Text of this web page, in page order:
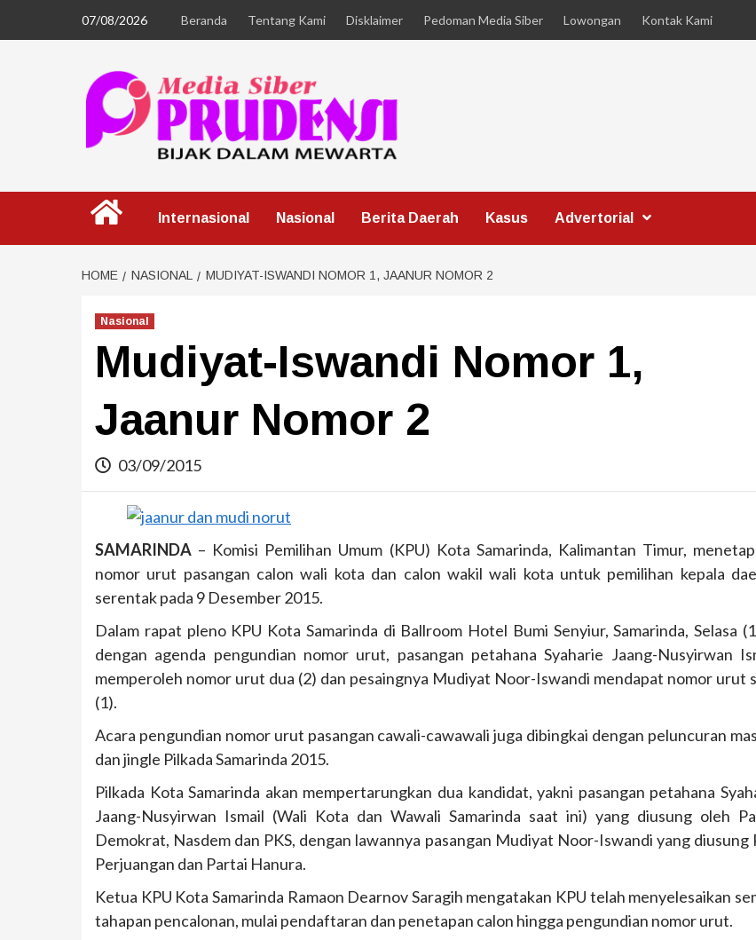
07/08/2026 Beranda Tentang Kami Disklaimer Pedoman Media Siber Lowongan Kontak Kami
Internasional Nasional Berita Daerah Kasus Advertorial
HOME NASIONAL MUDIYAT-ISWANDI NOMOR 1, JAANUR NOMOR 2
Nasional
Mudiyat-Iswandi Nomor 1,
Jaanur Nomor 2
03/09/2015
SAMARINDA – Komisi Pemilihan Umum (KPU) Kota Samarinda, Kalimantan Timur,
nomor urut pasangan calon wali kota dan calon wakil wali kota untuk pemilihan kepala
serentak pada 9 Desember 2015.
Dalam rapat pleno KPU Kota Samarinda di Ballroom Hotel Bumi Senyiur, Samarinda, Selasa
dengan agenda pengundian nomor urut, pasangan petahana Syaharie Jaang-Nusyirwan
memperoleh nomor urut dua (2) dan pesaingnya Mudiyat Noor-Iswandi mendapat nomor urut
(1).
Acara pengundian nomor urut pasangan cawali-cawawali juga dibingkai dengan peluncuran
dan jingle Pilkada Samarinda 2015.
Pilkada Kota Samarinda akan mempertarungkan dua kandidat, yakni pasangan petahana
Jaang-Nusyirwan Ismail (Wali Kota dan Wawali Samarinda saat ini) yang diusung oleh
Demokrat, Nasdem dan PKS, dengan lawannya pasangan Mudiyat Noor-Iswandi yang diusung
Perjuangan dan Partai Hanura.
Ketua KPU Kota Samarinda Ramaon Dearnov Saragih mengatakan KPU telah menyelesaikan
tahapan pencalonan, mulai pendaftaran dan penetapan calon hingga pengundian nomor urut.